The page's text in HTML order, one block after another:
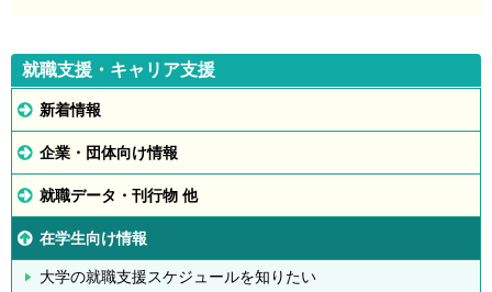
就職支援・キャリア支援
新着情報
企業・団体向け情報
就職データ・刊行物 他
在学生向け情報
大学の就職支援スケジュールを知りたい